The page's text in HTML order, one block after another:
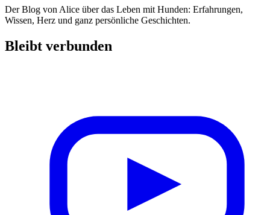
Der Blog von Alice über das Leben mit Hunden: Erfahrungen,
Wissen, Herz und ganz persönliche Geschichten.
Bleibt verbunden